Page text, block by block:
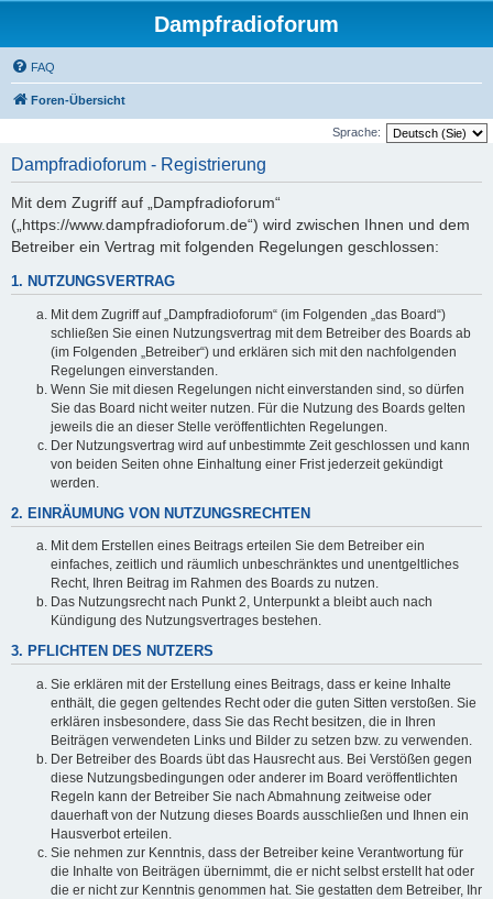
Dampfradioforum
FAQ
Foren-Übersicht
Sprache:
Dampfradioforum - Registrierung
Mit dem Zugriff auf „Dampfradioforum“
(„https://www.dampfradioforum.de“) wird zwischen Ihnen und dem
Betreiber ein Vertrag mit folgenden Regelungen geschlossen:
1. NUTZUNGSVERTRAG
Mit dem Zugriff auf „Dampfradioforum“ (im Folgenden „das Board“)
schließen Sie einen Nutzungsvertrag mit dem Betreiber des Boards ab
(im Folgenden „Betreiber“) und erklären sich mit den nachfolgenden
Regelungen einverstanden.
Wenn Sie mit diesen Regelungen nicht einverstanden sind, so dürfen
Sie das Board nicht weiter nutzen. Für die Nutzung des Boards gelten
jeweils die an dieser Stelle veröffentlichten Regelungen.
Der Nutzungsvertrag wird auf unbestimmte Zeit geschlossen und kann
von beiden Seiten ohne Einhaltung einer Frist jederzeit gekündigt
werden.
2. EINRÄUMUNG VON NUTZUNGSRECHTEN
Mit dem Erstellen eines Beitrags erteilen Sie dem Betreiber ein
einfaches, zeitlich und räumlich unbeschränktes und unentgeltliches
Recht, Ihren Beitrag im Rahmen des Boards zu nutzen.
Das Nutzungsrecht nach Punkt 2, Unterpunkt a bleibt auch nach
Kündigung des Nutzungsvertrages bestehen.
3. PFLICHTEN DES NUTZERS
Sie erklären mit der Erstellung eines Beitrags, dass er keine Inhalte
enthält, die gegen geltendes Recht oder die guten Sitten verstoßen. Sie
erklären insbesondere, dass Sie das Recht besitzen, die in Ihren
Beiträgen verwendeten Links und Bilder zu setzen bzw. zu verwenden.
Der Betreiber des Boards übt das Hausrecht aus. Bei Verstößen gegen
diese Nutzungsbedingungen oder anderer im Board veröffentlichten
Regeln kann der Betreiber Sie nach Abmahnung zeitweise oder
dauerhaft von der Nutzung dieses Boards ausschließen und Ihnen ein
Hausverbot erteilen.
Sie nehmen zur Kenntnis, dass der Betreiber keine Verantwortung für
die Inhalte von Beiträgen übernimmt, die er nicht selbst erstellt hat oder
die er nicht zur Kenntnis genommen hat. Sie gestatten dem Betreiber, Ihr